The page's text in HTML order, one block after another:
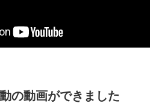
の動画ができました